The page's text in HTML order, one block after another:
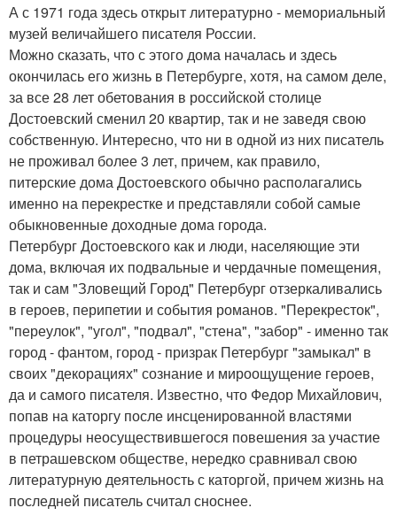
А с 1971 года здесь открыт литературно - мемориальный
музей величайшего писателя России.
Можно сказать, что с этого дома началась и здесь
окончилась его жизнь в Петербурге, хотя, на самом деле,
за все 28 лет обетования в российской столице
Достоевский сменил 20 квартир, так и не заведя свою
собственную. Интересно, что ни в одной из них писатель
не проживал более 3 лет, причем, как правило,
питерские дома Достоевского обычно располагались
именно на перекрестке и представляли собой самые
обыкновенные доходные дома города.
Петербург Достоевского как и люди, населяющие эти
дома, включая их подвальные и чердачные помещения,
так и сам "Зловещий Город" Петербург отзеркаливались
в героев, перипетии и события романов. "Перекресток",
"переулок", "угол", "подвал", "стена", "забор" - именно так
город - фантом, город - призрак Петербург "замыкал" в
своих "декорациях" сознание и мироощущение героев,
да и самого писателя. Известно, что Федор Михайлович,
попав на каторгу после инсценированной властями
процедуры неосуществившегося повешения за участие
в петрашевском обществе, нередко сравнивал свою
литературную деятельность с каторгой, причем жизнь на
последней писатель считал сноснее.